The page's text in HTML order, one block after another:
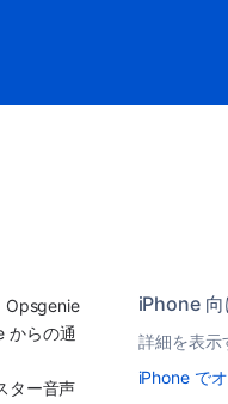
Opsgenie
からの通
ター音声
iPhone
詳細を表示
iPhone で